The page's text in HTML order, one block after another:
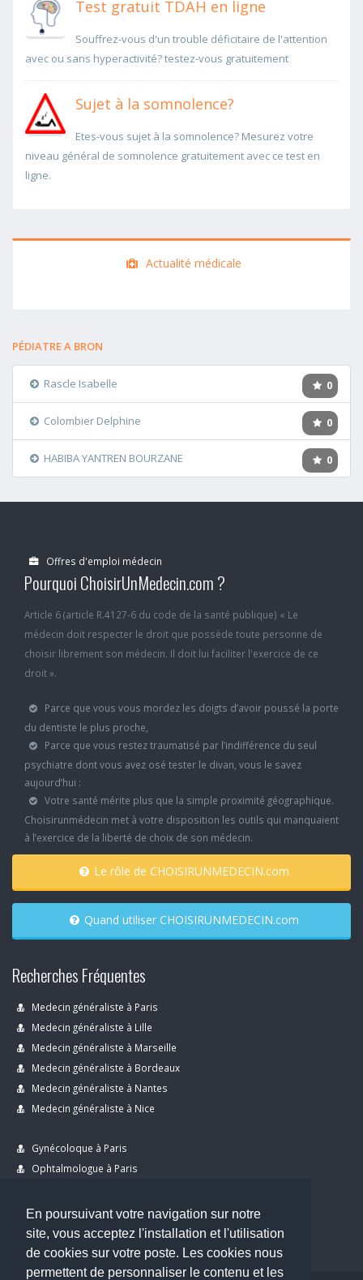
En poursuivant votre navigation sur notre
site, vous acceptez l'installation et l'utilisation
de cookies sur votre poste. Les cookies nous
permettent de personnaliser le contenu et les
Test gratuit TDAH en ligne
Souffrez-vous d'un trouble déficitaire de l'attention
avec ou sans hyperactivité? testez-vous gratuitement
Sujet à la somnolence?
Etes-vous sujet à la somnolence? Mesurez votre
niveau général de somnolence gratuitement avec ce test en
ligne.
Actualité médicale
PÉDIATRE A BRON
0
Rascle Isabelle
0
Colombier Delphine
0
HABIBA YANTREN BOURZANE
Offres d'emploi médecin
Pourquoi ChoisirUnMedecin.com ?
Article 6 (article R.4127-6 du code de la santé publique) « Le
médecin doit respecter le droit que possède toute personne de
choisir librement son médecin. Il doit lui faciliter l'exercice de ce
droit ».
Parce que vous vous mordez les doigts d’avoir poussé la porte
du dentiste le plus proche,
Parce que vous restez traumatisé par l’indifférence du seul
psychiatre dont vous avez osé tester le divan, vous le savez
aujourd’hui :
Votre santé mérite plus que la simple proximité géographique.
Choisirunmédecin met à votre disposition les outils qui manquaient
à l’exercice de la liberté de choix de son médecin.
Le rôle de CHOISIRUNMEDECIN.com
Quand utiliser CHOISIRUNMEDECIN.com
Recherches Fréquentes
Medecin généraliste à Paris
Medecin généraliste à Lille
Medecin généraliste à Marseille
Medecin généraliste à Bordeaux
Medecin généraliste à Nantes
Medecin généraliste à Nice
Gynécoloque à Paris
Ophtalmologue à Paris
Dentiste à Paris